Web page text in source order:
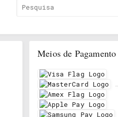
Meios de Pagamento